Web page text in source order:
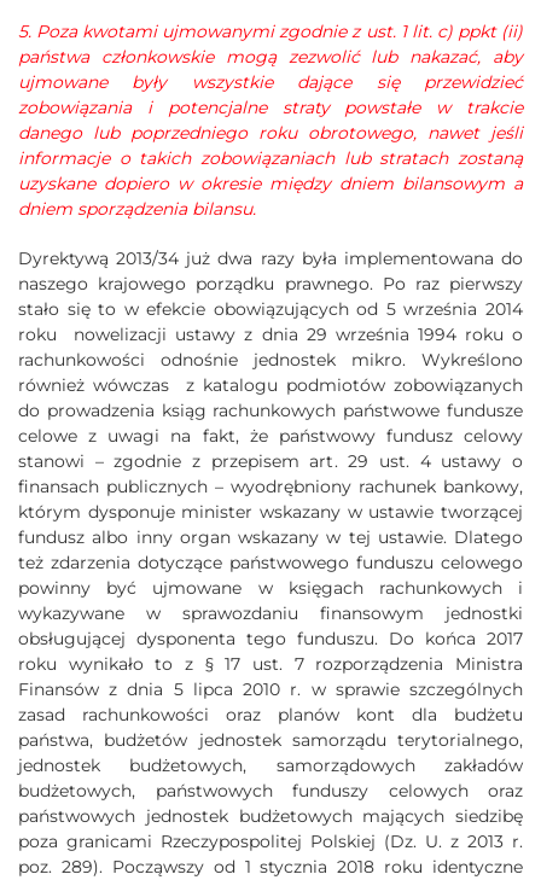
5. Poza kwotami ujmowanymi zgodnie z ust. 1 lit. c) ppkt (ii)
państwa członkowskie mogą zezwolić lub nakazać, aby
ujmowane były wszystkie dające się przewidzieć
zobowiązania i potencjalne straty powstałe w trakcie
danego lub poprzedniego roku obrotowego, nawet jeśli
informacje o takich zobowiązaniach lub stratach zostaną
uzyskane dopiero w okresie między dniem bilansowym a
dniem sporządzenia bilansu.
Dyrektywą 2013/34 już dwa razy była implementowana do
naszego krajowego porządku prawnego. Po raz pierwszy
stało się to w efekcie obowiązujących od 5 września 2014
roku nowelizacji ustawy z dnia 29 września 1994 roku o
rachunkowości odnośnie jednostek mikro. Wykreślono
również wówczas z katalogu podmiotów zobowiązanych
do prowadzenia ksiąg rachunkowych państwowe fundusze
celowe z uwagi na fakt, że państwowy fundusz celowy
stanowi – zgodnie z przepisem art. 29 ust. 4 ustawy o
finansach publicznych – wyodrębniony rachunek bankowy,
którym dysponuje minister wskazany w ustawie tworzącej
fundusz albo inny organ wskazany w tej ustawie. Dlatego
też zdarzenia dotyczące państwowego funduszu celowego
powinny być ujmowane w księgach rachunkowych i
wykazywane w sprawozdaniu finansowym jednostki
obsługującej dysponenta tego funduszu. Do końca 2017
roku wynikało to z § 17 ust. 7 rozporządzenia Ministra
Finansów z dnia 5 lipca 2010 r. w sprawie szczególnych
zasad rachunkowości oraz planów kont dla budżetu
państwa, budżetów jednostek samorządu terytorialnego,
jednostek budżetowych, samorządowych zakładów
budżetowych, państwowych funduszy celowych oraz
państwowych jednostek budżetowych mających siedzibę
poza granicami Rzeczypospolitej Polskiej (Dz. U. z 2013 r.
poz. 289). Począwszy od 1 stycznia 2018 roku identyczne